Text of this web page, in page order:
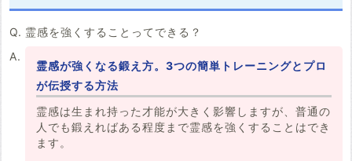
霊感を強くすることってできる？
霊感が強くなる鍛え方。3つの簡単トレーニングとプロ
が伝授する方法
霊感は生まれ持った才能が大きく影響しますが、普通の
人でも鍛えればある程度まで霊感を強くすることはでき
ます。